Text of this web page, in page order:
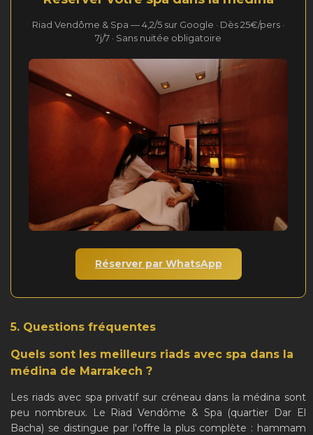
Riad Vendôme & Spa — 4,2/5 sur Google · Dès 25€/pers ·
7j/7 · Sans nuitée obligatoire
Réserver par WhatsApp
5. Questions fréquentes
Quels sont les meilleurs riads avec spa dans la
médina de Marrakech ?
Les riads avec spa privatif sur créneau dans la médina sont
peu nombreux. Le Riad Vendôme & Spa (quartier Dar El
Bacha) se distingue par l'offre la plus complète : hammam